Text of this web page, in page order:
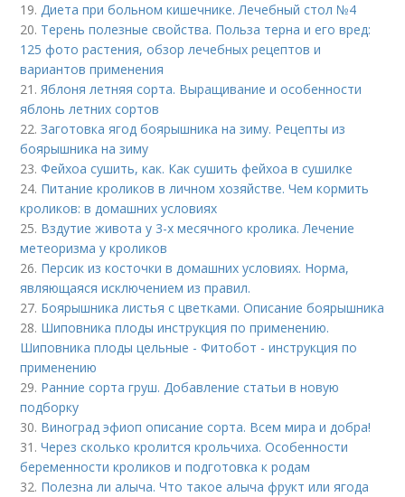
19.Диета при больном кишечнике. Лечебный стол №4
20. Терень полезные свойства. Польза терна и его вред:
125 фото растения, обзор лечебных рецептов и
вариантов применения
21.Яблоня летняя сорта. Выращивание и особенности
яблонь летних сортов
22.Заготовка ягод боярышника на зиму. Рецепты из
боярышника на зиму
23.Фейхоа сушить, как. Как сушить фейхоа в сушилке
24. Питание кроликов в личном хозяйстве. Чем кормить
кроликов: в домашних условиях
25. Вздутие живота у 3-х месячного кролика. Лечение
метеоризма у кроликов
26. Персик из косточки в домашних условиях. Норма,
являющаяся исключением из правил.
27. Боярышника листья с цветками. Описание боярышника
28. Шиповника плоды инструкция по применению.
Шиповника плоды цельные - Фитобот - инструкция по
применению
29. Ранние сорта груш. Добавление статьи в новую
подборку
30. Виноград эфиоп описание сорта. Всем мира и добра!
31.Через сколько кролится крольчиха. Особенности
беременности кроликов и подготовка к родам
32. Полезна ли алыча. Что такое алыча фрукт или ягода